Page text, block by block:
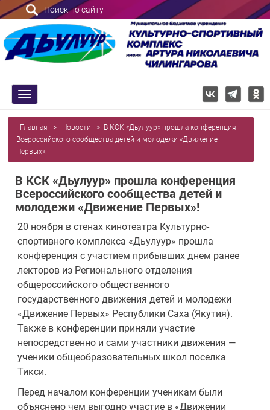
Поиск по сайту
trk
Главная > Новости > В КСК «Дьулуур» прошла конференция
Всероссийского сообщества детей и молодежи «Движение
Первых»!
В КСК «Дьулуур» прошла конференция
Всероссийского сообщества детей и
молодежи «Движение Первых»!
20 ноября в стенах кинотеатра Культурно-
спортивного комплекса «Дьулуур» прошла
конференция с участием прибывших днем ранее
лекторов из Регионального отделения
общероссийского общественного
государственного движения детей и молодежи
«Движение Первых» Республики Саха (Якутия).
Также в конференции приняли участие
непосредственно и сами участники движения —
ученики общеобразовательных школ поселка
Тикси.
Перед началом конференции ученикам были
объяснено чем выгодно участие в «Движении